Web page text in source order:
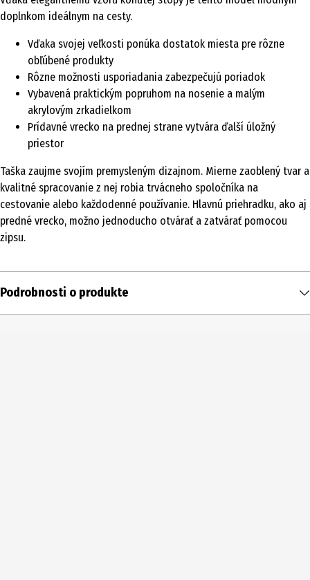
doplnkom ideálnym na cesty.
Vďaka svojej veľkosti ponúka dostatok miesta pre rôzne
obľúbené produkty
Rôzne možnosti usporiadania zabezpečujú poriadok
Vybavená praktickým popruhom na nosenie a malým
akrylovým zrkadielkom
Prídavné vrecko na prednej strane vytvára ďalší úložný
priestor
Taška zaujme svojím premysleným dizajnom. Mierne zaoblený tvar a
kvalitné spracovanie z nej robia trvácneho spoločníka na
cestovanie alebo každodenné používanie. Hlavnú priehradku, ako aj
predné vrecko, možno jednoducho otvárať a zatvárať pomocou
zipsu.
Podrobnosti o produkte